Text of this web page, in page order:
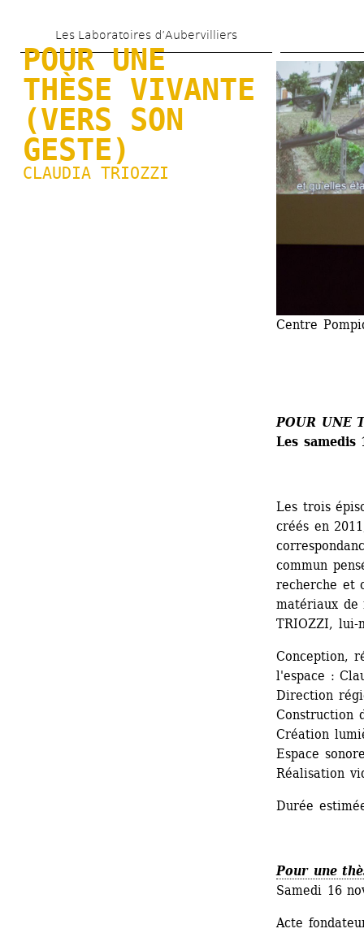
au
contenu
principal
Les Laboratoires d’Aubervilliers
POUR UNE
THÈSE VIVANTE
(VERS SON
GESTE)
CLAUDIA TRIOZZI
Centre
POUR UNE
Les
Les trois
créés en
commun
recherche et
matériaux de
TRIOZZI, lui-
Conception,
l'espace :
Direction
Construction
Création
Espace
Réalisation
Durée
Pour une
Samedi 16
Acte